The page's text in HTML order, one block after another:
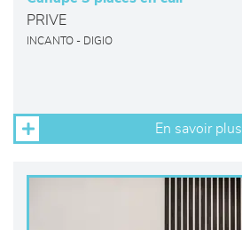
PRIVE
INCANTO - DIGIO
En savoir plus